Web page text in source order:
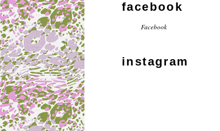
facebook
Facebook
instagram